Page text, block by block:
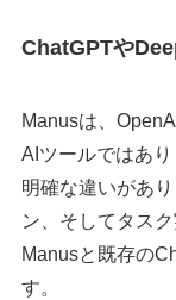
ChatGPTや
Manusは、
AIツールではあ
明確な違いがあ
ン、そしてタス
Manusと既存の
す。